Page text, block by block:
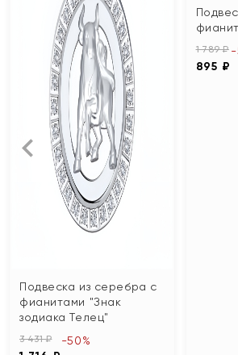
Подвеска из серебра с
фианитами "Знак
зодиака Телец"
3 431 ₽ -50%
1 789 ₽
895 ₽
-